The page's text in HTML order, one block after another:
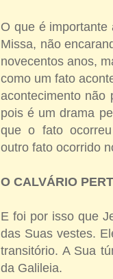
O que é
Missa, não
novecentos anos,
como um fato
acontecimento não
pois é um drama
que o fato
outro fato ocorrido
O CALVÁRIO
E foi por isso que
das Suas vestes.
transitório. A Sua
da Galileia.